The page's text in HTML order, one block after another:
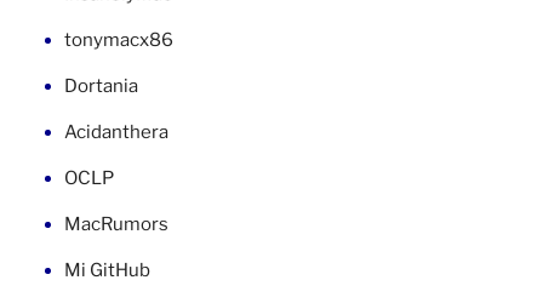
tonymacx86
Dortania
Acidanthera
OCLP
MacRumors
Mi GitHub